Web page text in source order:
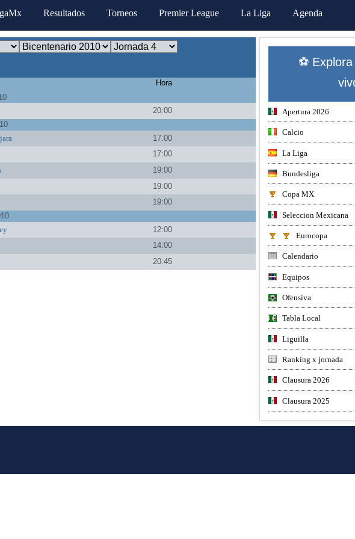
Resultados Torneos Premier League La Liga Agenda
Hora
20:00
17:00
17:00
19:00
19:00
19:00
12:00
14:00
20:45
⚽
Apertura 2026
Calcio
La Liga
Bundesliga
Copa MX
Seleccion Mexicana
Eurocopa
Calendario
Equipos
Ofensiva
Tabla Local
Liguilla
Ranking x jornada
Clausura 2026
Clausura 2025